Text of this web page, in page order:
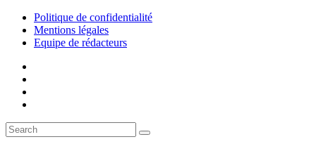
Politique de confidentialité
Mentions légales
Equipe de rédacteurs